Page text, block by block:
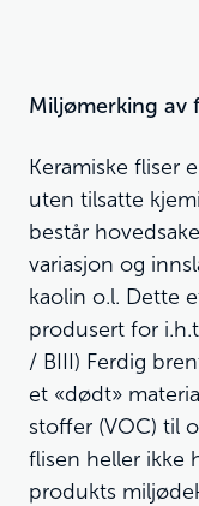
Miljømerking av
Keramiske fliser
uten tilsatte
består
variasjon og
kaolin o.l. Dette
produsert for
/ BIII) Ferdig
et «dødt»
stoffer (VOC) til
flisen heller ikke
produkts